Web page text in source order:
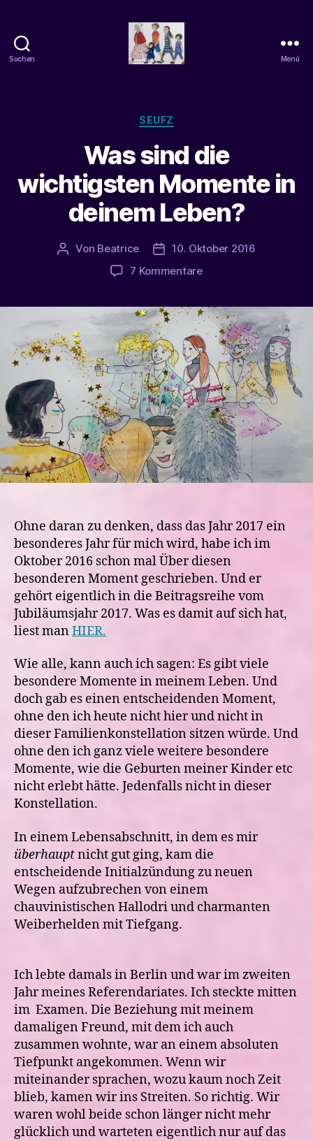
Suchen Menü
Kategorien
SEUFZ
Was sind die
wichtigsten Momente in
deinem Leben?
Beitragsautor
Von Beatrice Veröffentlichungsdatum
10. Oktober 2016
7 Kommentarezu
die
wichtigsten
Momente
in
deinem
Leben?
Ohne daran zu denken, dass das Jahr 2017 ein
besonderes Jahr für mich wird, habe ich im
Oktober 2016 schon mal Über diesen
besonderen Moment geschrieben. Und er
gehört eigentlich in die Beitragsreihe vom
Jubiläumsjahr 2017. Was es damit auf sich hat,
liest manHIER.
Wie alle, kann auch ich sagen: Es gibt viele
besondere Momente in meinem Leben. Und
doch gab es einen entscheidenden Moment,
ohne den ich heute nicht hier und nicht in
dieser Familienkonstellation sitzen würde. Und
ohne den ich ganz viele weitere besondere
Momente, wie die Geburten meiner Kinder etc
nicht erlebt hätte. Jedenfalls nicht in dieser
Konstellation.
In einem Lebensabschnitt, in dem es mir
überhauptnicht gut ging, kam die
entscheidende Initialzündung zu neuen
Wegen aufzubrechen von einem
chauvinistischen Hallodri und charmanten
Weiberhelden mit Tiefgang.
Ich lebte damals in Berlin und war im zweiten
Jahr meines Referendariates. Ich steckte mitten
im Examen. Die Beziehung mit meinem
damaligen Freund, mit dem ich auch
zusammen wohnte, war an einem absoluten
Tiefpunkt angekommen. Wenn wir
miteinander sprachen, wozu kaum noch Zeit
blieb, kamen wir ins Streiten. So richtig. Wir
waren wohl beide schon länger nicht mehr
glücklich und warteten eigentlich nur auf das